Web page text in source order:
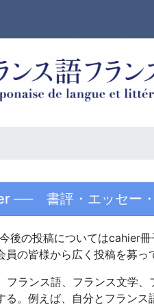
── 書評・エッセー
後の投稿についてはcahier
員の皆様から広く投稿を募っ
ンス語、フランス文学、
る。例えば、自分とフラン